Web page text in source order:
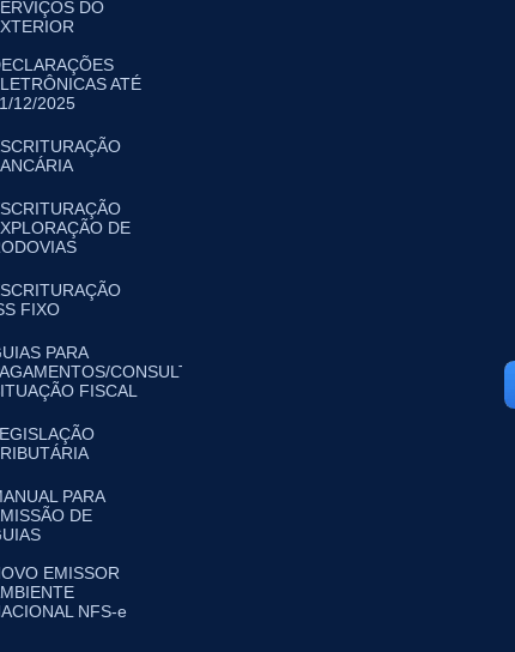
DO
ATÉ
12/2025
DE
FIXO
PARA
CONSULTA
FISCAL
PARA
DE
EMISSOR
NFS-e